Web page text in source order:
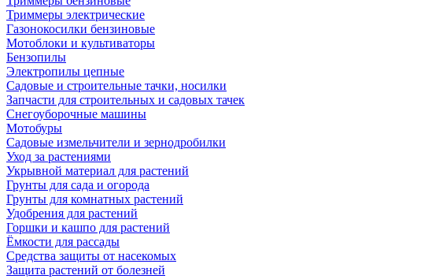
Триммеры электрические
Газонокосилки бензиновые
Мотоблоки и культиваторы
Бензопилы
Электропилы цепные
Садовые и строительные тачки, носилки
Запчасти для строительных и садовых тачек
Снегоуборочные машины
Мотобуры
Садовые измельчители и зернодробилки
Уход за растениями
Укрывной материал для растений
Грунты для сада и огорода
Грунты для комнатных растений
Удобрения для растений
Горшки и кашпо для растений
Ёмкости для рассады
Средства защиты от насекомых
Защита растений от болезней